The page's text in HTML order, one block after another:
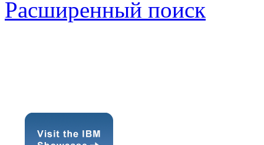
Расширенный поиск